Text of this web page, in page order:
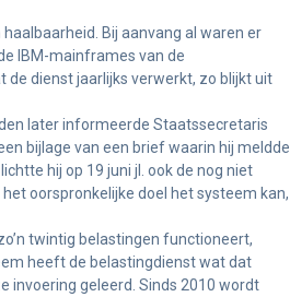
Bij aanvang al waren er
IBM-mainframes van de
dienst jaarlijks verwerkt, zo blijkt uit
later informeerde Staatssecretaris
bijlage van een brief waarin hij meldde
hij op 19 juni jl. ook de nog niet
oorspronkelijke doel het systeem kan,
twintig belastingen functioneert,
heeft de belastingdienst wat dat
invoering geleerd. Sinds 2010 wordt